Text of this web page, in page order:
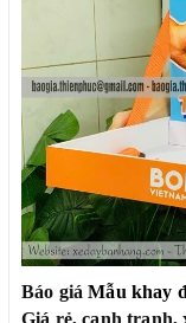
Báo giáMẫu khay